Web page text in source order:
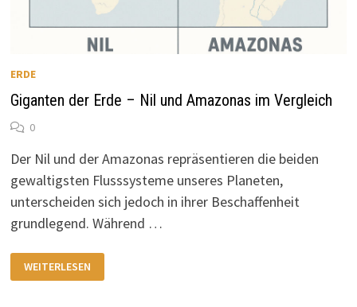
ERDE
Giganten der Erde – Nil und Amazonas im Vergleich
0
Der Nil und der Amazonas repräsentieren die beiden
gewaltigsten Flusssysteme unseres Planeten,
unterscheiden sich jedoch in ihrer Beschaffenheit
grundlegend. Während …
GIGANTEN
DER
ERDE
WEITERLESEN